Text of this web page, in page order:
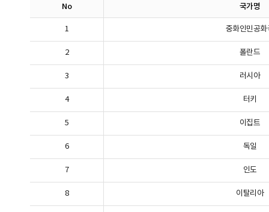
No 국가명
1 중화인민공화
2 폴란드
3 러시아
4 터키
5 이집트
6 독일
7 인도
8 이탈리아